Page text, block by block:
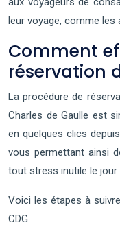
leur voyage, comme les
Comment
réservation
La procédure de
Charles de Gaulle est
en quelques clics
vous permettant ainsi
tout stress inutile le jour
Voici les étapes à
CDG :